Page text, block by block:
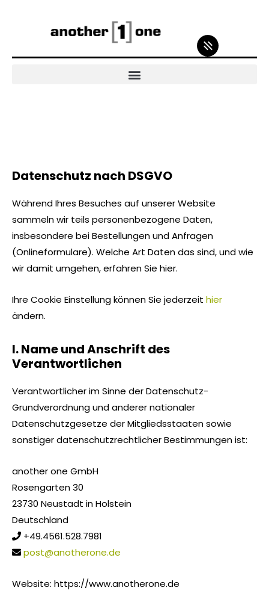
Datenschutz nach DSGVO
Während Ihres Besuches auf unserer Website
sammeln wir teils personenbezogene Daten,
insbesondere bei Bestellungen und Anfragen
(Onlineformulare). Welche Art Daten das sind, und wie
wir damit umgehen, erfahren Sie hier.
Ihre Cookie Einstellung können Sie jederzeit hier
ändern.
I. Name und Anschrift des
Verantwortlichen
Verantwortlicher im Sinne der Datenschutz-
Grundverordnung und anderer nationaler
Datenschutzgesetze der Mitgliedsstaaten sowie
sonstiger datenschutzrechtlicher Bestimmungen ist:
another one GmbH
Rosengarten 30
23730 Neustadt in Holstein
Deutschland
+49.4561.528.7981
post@anotherone.de
Website: https://www.anotherone.de